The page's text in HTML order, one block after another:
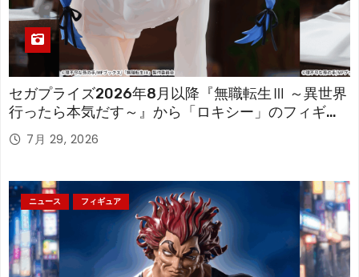
セガプライズ2026年8月以降『無職転生Ⅲ ～異世界
行ったら本気だす～』から「ロキシー」のフィギュ
アが登場！
7月 29, 2026
ニュース フィギュア